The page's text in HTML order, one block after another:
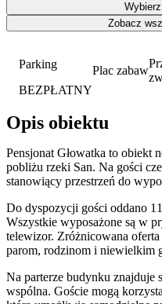
Parking
BEZPŁATNY
Plac zabaw
Opis obiektu
Pensjonat Głowatka to obiekt
pobliżu rzeki San. Na gości
stanowiący przestrzeń do
Do dyspozycji gości oddano
Wszystkie wyposażone są w
telewizor. Zróżnicowana
parom, rodzinom i niewielkim
Na parterze budynku znajduje
wspólna. Goście mogą
Zobacz